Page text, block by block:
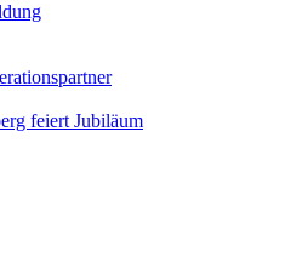
feiert Jubiläum